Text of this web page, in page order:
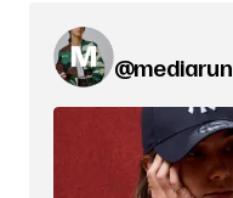
@mediarun